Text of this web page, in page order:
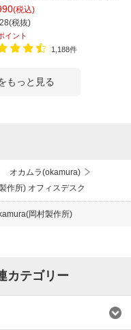
ビジネスデスク
(税込)
税抜)
イント
1,188件
もっと見る
オカムラ(okamura)
作所) オフィスデスク
岡村製作所)
カテゴリー